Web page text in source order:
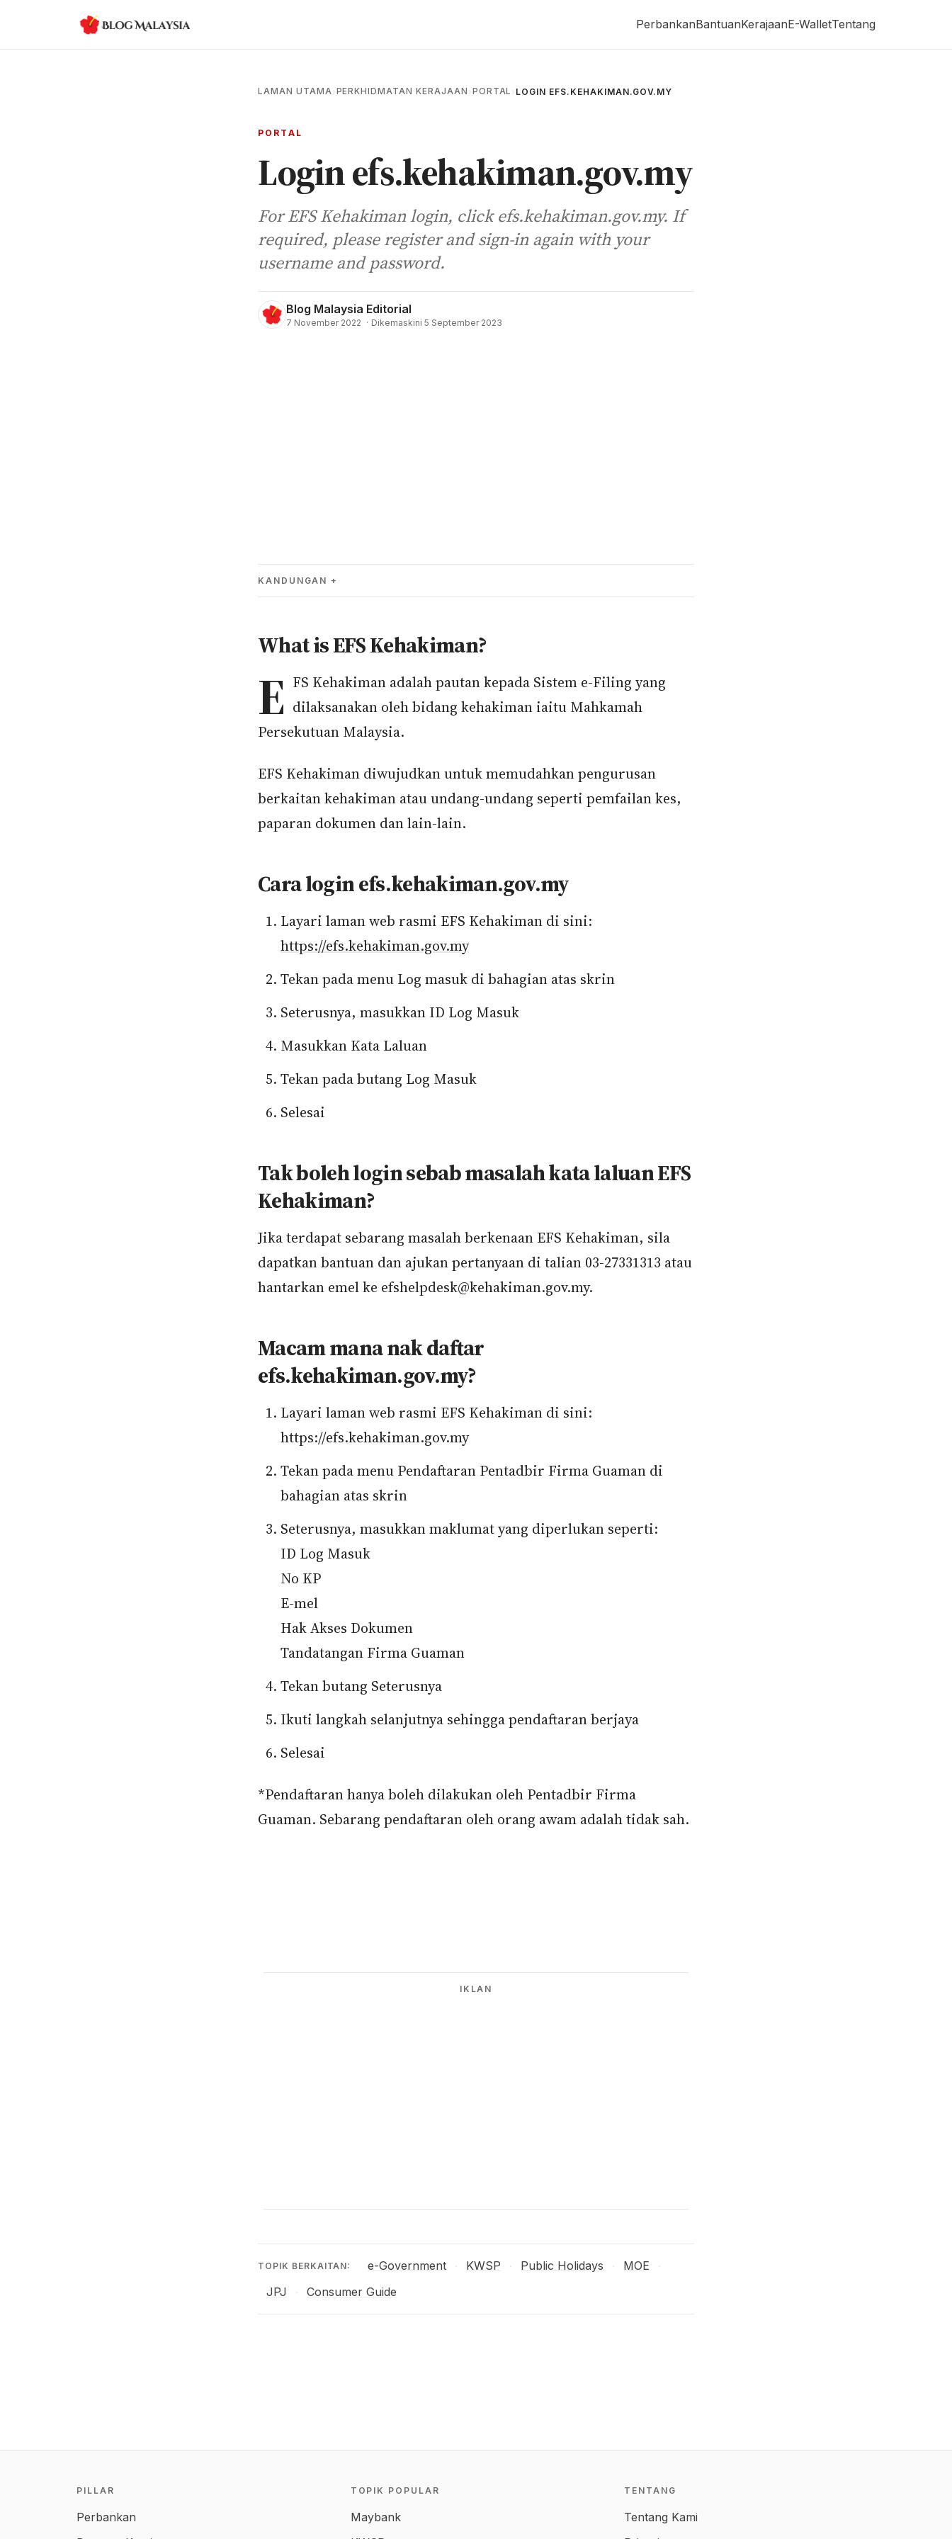
PerbankanBantuanKerajaanE-WalletTentang
LAMAN UTAMA› PERKHIDMATAN KERAJAAN › PORTAL › LOGIN EFS.KEHAKIMAN.GOV.MY
PORTAL
Login efs.kehakiman.gov.my
For EFS Kehakiman login, click efs.kehakiman.gov.my. If
required, please register and sign-in again with your
username and password.
Blog Malaysia Editorial
7 November 2022 · Dikemaskini 5 September 2023
KANDUNGAN
What is EFS Kehakiman?
E FS Kehakiman adalah pautan kepada Sistem e-Filing yang
dilaksanakan oleh bidang kehakiman iaitu Mahkamah
Persekutuan Malaysia.
EFS Kehakiman diwujudkan untuk memudahkan pengurusan
berkaitan kehakiman atau undang-undang seperti pemfailan kes,
paparan dokumen dan lain-lain.
Cara login efs.kehakiman.gov.my
Layari laman web rasmi EFS Kehakiman di sini:
https://efs.kehakiman.gov.my
Tekan pada menu Log masuk di bahagian atas skrin
Seterusnya, masukkan ID Log Masuk
Masukkan Kata Laluan
Tekan pada butang Log Masuk
Selesai
Tak boleh login sebab masalah kata laluan EFS
Kehakiman?
Jika terdapat sebarang masalah berkenaan EFS Kehakiman, sila
dapatkan bantuan dan ajukan pertanyaan di talian 03-27331313 atau
hantarkan emel ke efshelpdesk@kehakiman.gov.my.
Macam mana nak daftar
efs.kehakiman.gov.my?
Layari laman web rasmi EFS Kehakiman di sini:
https://efs.kehakiman.gov.my
Tekan pada menu Pendaftaran Pentadbir Firma Guaman di
bahagian atas skrin
Seterusnya, masukkan maklumat yang diperlukan seperti:
ID Log Masuk
No KP
E-mel
Hak Akses Dokumen
Tandatangan Firma Guaman
Tekan butang Seterusnya
Ikuti langkah selanjutnya sehingga pendaftaran berjaya
Selesai
*Pendaftaran hanya boleh dilakukan oleh Pentadbir Firma
Guaman. Sebarang pendaftaran oleh orang awam adalah tidak sah.
IKLAN
TOPIK BERKAITAN: e-Government KWSP Public Holidays MOE
JPJ
Consumer Guide
PILLAR
Perbankan
TOPIK POPULAR
Maybank
TENTANG
Tentang Kami